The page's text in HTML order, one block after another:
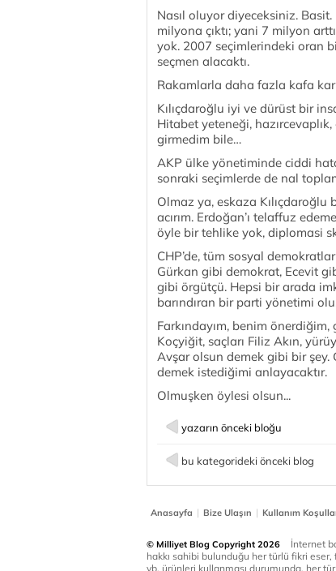
Nasıl oluyor diyeceksiniz.
milyona çıktı; yani 7 milyon
yok. 2007 seçimlerindeki oran
seçmen alacaktı.
Rakamlarla daha fazla kafa
Kılıçdaroğlu iyi ve dürüst bir
Hitabet yeteneği,
girmedim bile…
AKP ülke yönetiminde ciddi
sonraki seçimlerde de nal
Olmaz ya, eskaza
acırım. Erdoğan’ı telaffuz
öyle bir tehlike yok, diplomasi
CHP’de, tüm sosyal
Gürkan gibi demokrat, Ecevit
gibi örgütçü. Hepsi bir arada
barındıran bir parti yönetimi
Farkındayım, benim
Koçyiğit, saçları Filiz Akın,
Avşar olsun demek gibi bir şey.
demek istediğimi anlayacaktır.
Olmuşken öylesi olsun...
yazarın önceki bloğu
bu kategorideki önceki blog
Anasayfa | Bize Ulaşın | Kullanım
© Milliyet Blog Copyright 2026
İnternet
hakkı sahibi bulunduğu her türlü fikri
vb. ürünleri kullanması durumunda, her